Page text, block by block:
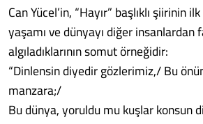
Can Yücel’in, “Hayır” başlıklı şiirinin
yaşamı ve dünyayı diğer insanlardan
algıladıklarının somut örneğidir:
“Dinlensin diyedir gözlerimiz,/ Bu
manzara;/
Bu dünya, yoruldu mu kuşlar konsun